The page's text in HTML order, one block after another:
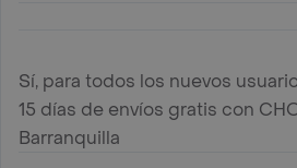
Sí, para todos los nuevos
15 días de envíos gratis con
Barranquilla